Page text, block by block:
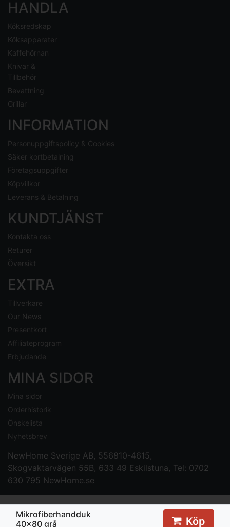
Mikrofiberhandduk
40x80 grå
Köp
HANDLA
Köksredskap
Köksapparater
Kaffehörnan
Knivar &
Tillbehör
Bevattning
Grillar
INFORMATION
Personuppgiftspolicy & Cookies
Säker kortbetalning
Företagsuppgifter
Köpvillkor
Leverans & Betalning
KUNDTJÄNST
Kontakta oss
Returer
Översikt
EXTRA
Tillverkare
Our News
Presentkort
Affiliateprogram
Erbjudande
MINA SIDOR
Mina sidor
Orderhistorik
Önskelista
Nyhetsbrev
NewHome Sverige AB, 556810-4615,
Skogvaktarvägen 55B, 633 49 Eskilstuna, Tel: 0702
630 795 NewHome.se